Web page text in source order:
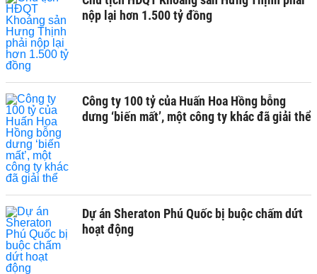
nộp lại hơn 1.500 tỷ đồng
Công ty 100 tỷ của Huấn Hoa Hồng bỗng
dưng ‘biến mất’, một công ty khác đã giải thể
Dự án Sheraton Phú Quốc bị buộc chấm dứt
hoạt động